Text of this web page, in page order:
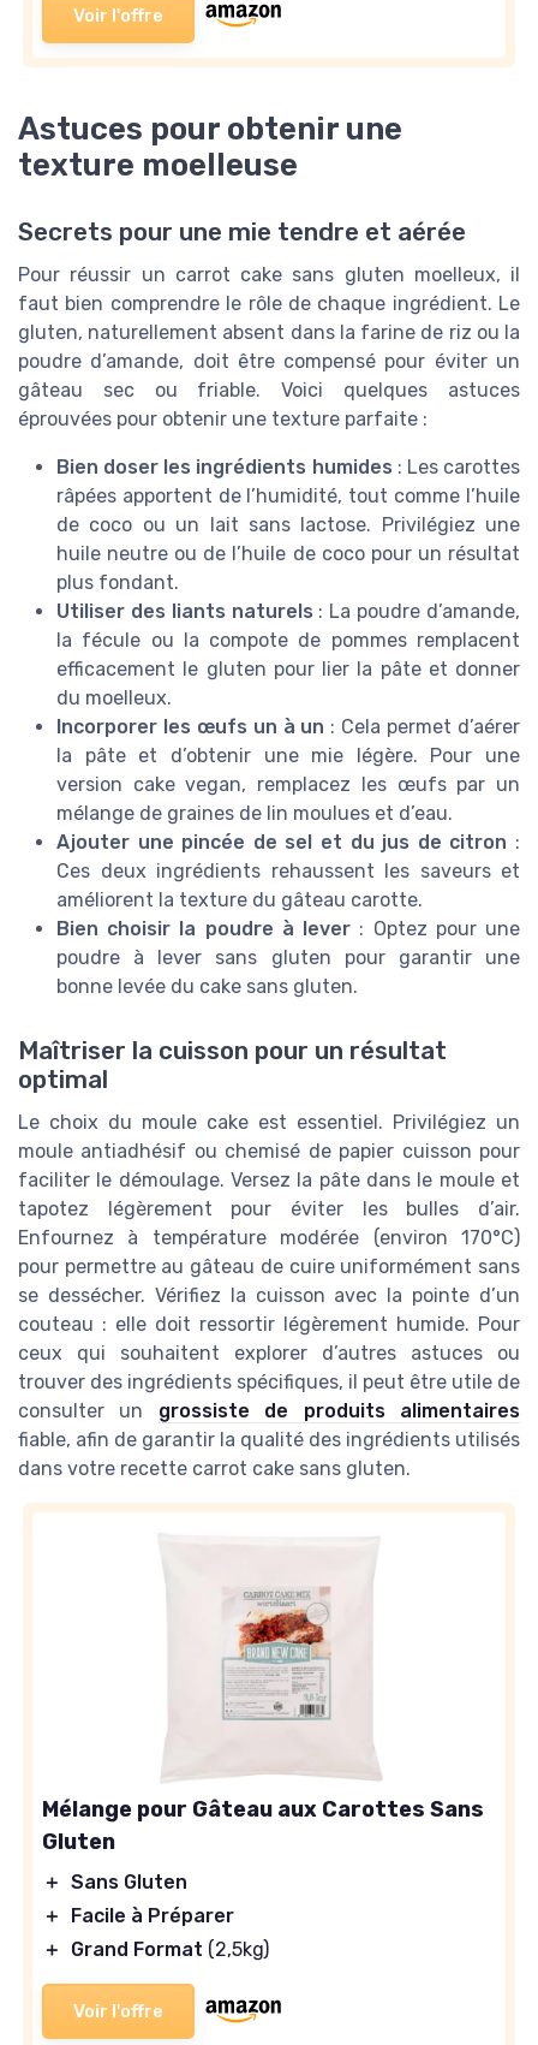
Voir l'offre
Astuces pour obtenir une
texture moelleuse
Secrets pour une mie tendre et aérée
Pour réussir un carrot cake sans gluten moelleux, il
faut bien comprendre le rôle de chaque ingrédient. Le
gluten, naturellement absent dans la farine de riz ou la
poudre d’amande, doit être compensé pour éviter un
gâteau sec ou friable. Voici quelques astuces
éprouvées pour obtenir une texture parfaite :
Bien doser les ingrédients humides : Les carottes
râpées apportent de l’humidité, tout comme l’huile
de coco ou un lait sans lactose. Privilégiez une
huile neutre ou de l’huile de coco pour un résultat
plus fondant.
Utiliser des liants naturels : La poudre d’amande,
la fécule ou la compote de pommes remplacent
efficacement le gluten pour lier la pâte et donner
du moelleux.
Incorporer les œufs un à un : Cela permet d’aérer
la pâte et d’obtenir une mie légère. Pour une
version cake vegan, remplacez les œufs par un
mélange de graines de lin moulues et d’eau.
Ajouter une pincée de sel et du jus de citron :
Ces deux ingrédients rehaussent les saveurs et
améliorent la texture du gâteau carotte.
Bien choisir la poudre à lever : Optez pour une
poudre à lever sans gluten pour garantir une
bonne levée du cake sans gluten.
Maîtriser la cuisson pour un résultat
optimal
Le choix du moule cake est essentiel. Privilégiez un
moule antiadhésif ou chemisé de papier cuisson pour
faciliter le démoulage. Versez la pâte dans le moule et
tapotez légèrement pour éviter les bulles d’air.
Enfournez à température modérée (environ 170°C)
pour permettre au gâteau de cuire uniformément sans
se dessécher. Vérifiez la cuisson avec la pointe d’un
couteau : elle doit ressortir légèrement humide. Pour
ceux qui souhaitent explorer d’autres astuces ou
trouver des ingrédients spécifiques, il peut être utile de
consulter un grossiste de produits alimentaires
fiable, afin de garantir la qualité des ingrédients utilisés
dans votre recette carrot cake sans gluten.
Mélange pour Gâteau aux Carottes Sans
Gluten
＋ Sans Gluten
＋
Facile à Préparer
＋
Grand Format (2,5kg)
Voir l'offre